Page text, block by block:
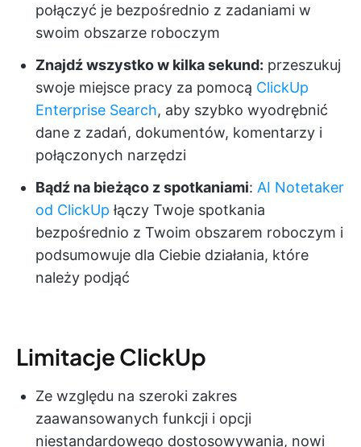
połączyć je bezpośrednio z zadaniami w
swoim obszarze roboczym
Znajdź wszystko w kilka sekund: przeszukuj
swoje miejsce pracy za pomocą ClickUp
Enterprise Search, aby szybko wyodrębnić
dane z zadań, dokumentów, komentarzy i
połączonych narzędzi
Bądź na bieżąco z spotkaniami: AI Notetaker
od ClickUp łączy Twoje spotkania
bezpośrednio z Twoim obszarem roboczym i
podsumowuje dla Ciebie działania, które
należy podjąć
Limitacje ClickUp
Ze względu na szeroki zakres
zaawansowanych funkcji i opcji
niestandardowego dostosowywania, nowi